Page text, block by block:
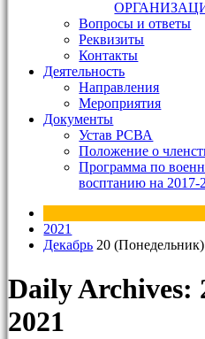
Вопросы и ответы
Реквизиты
Контакты
Деятельность
Направления
Мероприятия
Документы
Устав РСВА
Положение о
Программа по
восптанию на 2017-
2021
Декабрь 20 (Понедельник)
Daily Archives:
2021